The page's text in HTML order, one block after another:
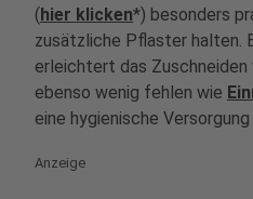
(hier klicken*) besonders
zusätzliche Pflaster halten.
erleichtert das
ebenso wenig fehlen wie
eine hygienische
Anzeige